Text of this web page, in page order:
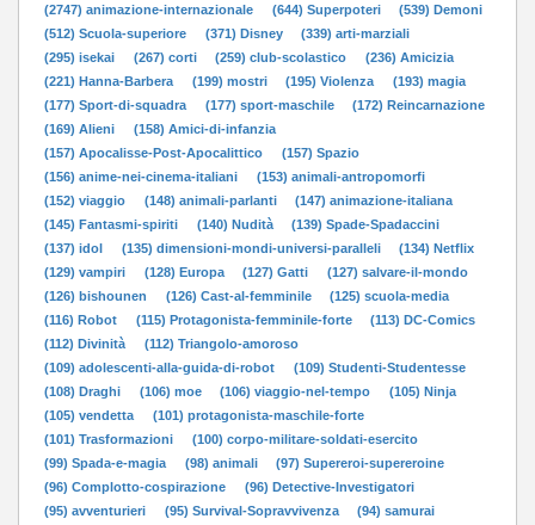
(2747) animazione-internazionale (644) Superpoteri
(539) Demoni
(512) Scuola-superiore
(371) Disney
(339) arti-marziali
(295) isekai
(267) corti (259) club-scolastico
(236) Amicizia
(221) Hanna-Barbera
(199) mostri (195) Violenza
(193) magia
(177) Sport-di-squadra
(177) sport-maschile
(172) Reincarnazione
(169) Alieni
(158) Amici-di-infanzia
(157) Apocalisse-Post-Apocalittico
(157) Spazio
(156) anime-nei-cinema-italiani
(153) animali-antropomorfi
(152) viaggio
(148) animali-parlanti
(147) animazione-italiana
(145) Fantasmi-spiriti
(140) Nudità
(139) Spade-Spadaccini
(137) idol
(135) dimensioni-mondi-universi-paralleli
(134) Netflix
(129) vampiri
(128) Europa (127) Gatti
(127) salvare-il-mondo
(126) bishounen
(126) Cast-al-femminile
(125) scuola-media
(116) Robot
(115) Protagonista-femminile-forte
(113) DC-Comics
(112) Divinità
(112) Triangolo-amoroso
(109) adolescenti-alla-guida-di-robot
(109) Studenti-Studentesse
(108) Draghi
(106) moe (106) viaggio-nel-tempo
(105) Ninja
(105) vendetta
(101) protagonista-maschile-forte
(101) Trasformazioni
(100) corpo-militare-soldati-esercito
(99) Spada-e-magia
(98) animali
(97) Supereroi-supereroine
(96) Complotto-cospirazione
(96) Detective-Investigatori
(95) avventurieri
(95) Survival-Sopravvivenza
(94) samurai